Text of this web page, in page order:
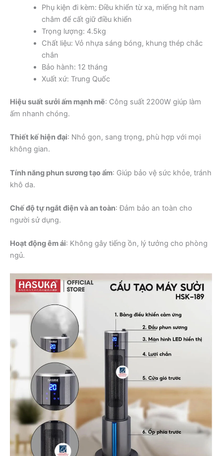
Phụ kiện đi kèm: Điều khiển từ xa, miếng hít nam
châm để cất giữ điều khiển
Trọng lượng: 4.5kg
Chất liệu: Vỏ nhựa sáng bóng, khung thép chắc
chắn
Bảo hành: 12 tháng
Xuất xứ: Trung Quốc
Hiệu suất sưởi ấm mạnh mẽ: Công suất 2200W giúp làm
ấm nhanh chóng.
Thiết kế hiện đại: Nhỏ gọn, sang trọng, phù hợp với mọi
không gian.
Tính năng phun sương tạo ẩm: Giúp bảo vệ sức khỏe, tránh
khô da.
Chế độ tự ngắt điện và an toàn: Đảm bảo an toàn cho
người sử dụng.
Hoạt động êm ái: Không gây tiếng ồn, lý tưởng cho phòng
ngủ.